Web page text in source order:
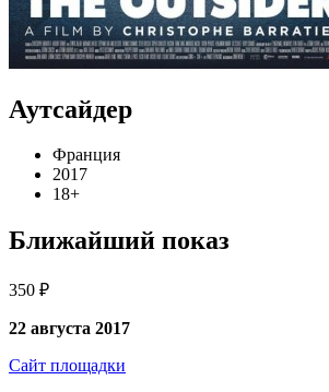
Аутсайдер
Франция
2017
18+
Ближайший показ
350 ₽
22 августа 2017
Сайт площадки